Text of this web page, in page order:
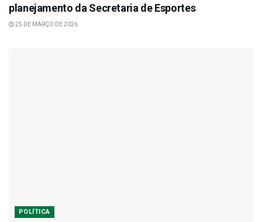
planejamento da Secretaria de Esportes
25 DE MARÇO DE 2026
POLÍTICA